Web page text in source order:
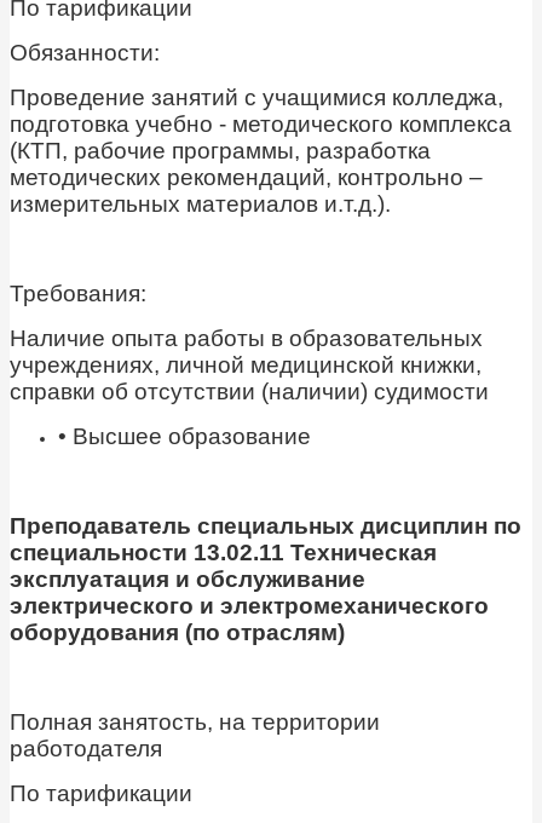
По тарификации
Обязанности:
Проведение занятий с учащимися колледжа,
подготовка учебно - методического комплекса
(КТП, рабочие программы, разработка
методических рекомендаций, контрольно –
измерительных материалов и.т.д.).
Требования:
Наличие опыта работы в образовательных
учреждениях, личной медицинской книжки,
справки об отсутствии (наличии) судимости
• Высшее образование
Преподаватель специальных дисциплин по
специальности 13.02.11 Техническая
эксплуатация и обслуживание
электрического и электромеханического
оборудования (по отраслям)
Полная занятость, на территории
работодателя
По тарификации